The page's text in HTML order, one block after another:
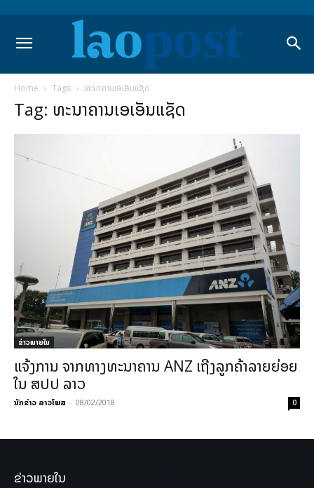
Home Tags ທະນາຄານເອເອັນແຊັດ
Tag: ທະນາຄານເອເອັນແຊັດ
ຂ່າວພາຍ​ໃນ
ແຈ້ງການ ຈາກທາງທະນາຄານ ANZ ເຖີງລູກຄ້າລາຍຍ່ອຍ
ໃນ ສປປ ລາວ
ນັກຂ່າວ ລາວໂພສ - 08/02/2018 0
ຂ່າວພາຍໃນ